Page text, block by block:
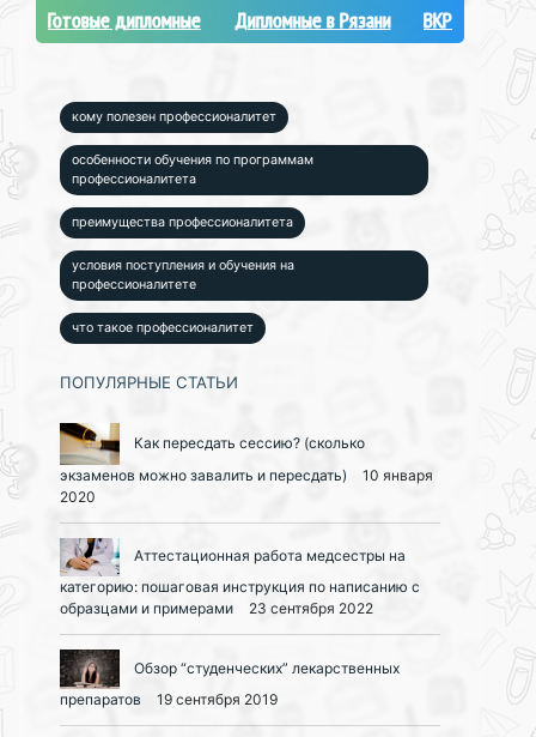
Готовые дипломные Дипломные в Рязани ВКР
кому полезен профессионалитет
особенности обучения по программам
профессионалитета
преимущества профессионалитета
условия поступления и обучения на
профессионалитете
что такое профессионалитет
ПОПУЛЯРНЫЕ СТАТЬИ
Как пересдать сессию? (сколько
экзаменов можно завалить и пересдать)
10 января
2020
Аттестационная работа медсестры на
категорию: пошаговая инструкция по написанию с
образцами и примерами
23 сентября 2022
Обзор “студенческих” лекарственных
препаратов
19 сентября 2019